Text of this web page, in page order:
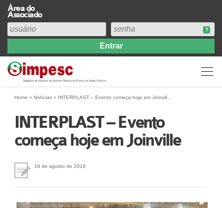
Área do
Associado
Institucional
Perfil
Diretoria
Abrangência
Contribuição Sindical 2026
Prestação de Contas
Central de Comunicação
Home » Notícias » INTERPLAST – Evento começa hoje em Joinvill...
INTERPLAST – Evento
começa hoje em Joinville
16 de agosto de 2016